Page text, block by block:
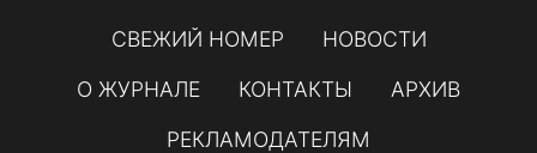
СВЕЖИЙ НОМЕР
НОВОСТИ
О ЖУРНАЛЕ
КОНТАКТЫ
АРХИВ
РЕКЛАМОДАТЕЛЯМ